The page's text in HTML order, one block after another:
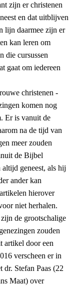
zijn er christenen
en dat uitblijven
lijn daarmee zijn er
kan leren om
die cursussen
gaat om iedereen
christenen -
komen nog
Er is vanuit de
na de tijd van
meer zouden
de Bijbel
geneest, als hij
ander kan
hierover
niet herhalen.
de grootschalige
zouden
artikel door een
verscheen er in
Stefan Paas (22
Maat) over